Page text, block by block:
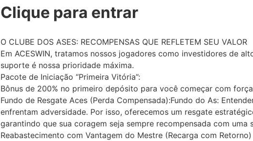
Clique para entrar
O CLUBE DOS ASES: RECOMPENSAS QUE REFLETEM SEU VALOR
Em ACESWIN, tratamos nossos jogadores como investidores de
suporte é nossa prioridade máxima.
Pacote de Iniciação “Primeira Vitória”:
Bônus de 200% no primeiro depósito para você começar com
Fundo de Resgate Aces (Perda Compensada):Fundo do As:
enfrentam adversidade. Por isso, oferecemos um resgate
garantindo que sua coragem seja sempre recompensada com uma
Reabastecimento com Vantagem do Mestre (Recarga com Retorno)